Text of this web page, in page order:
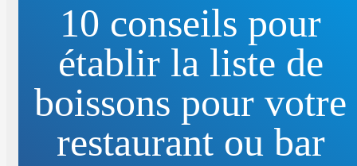
10 conseils pour
établir la liste de
boissons pour votre
restaurant ou bar